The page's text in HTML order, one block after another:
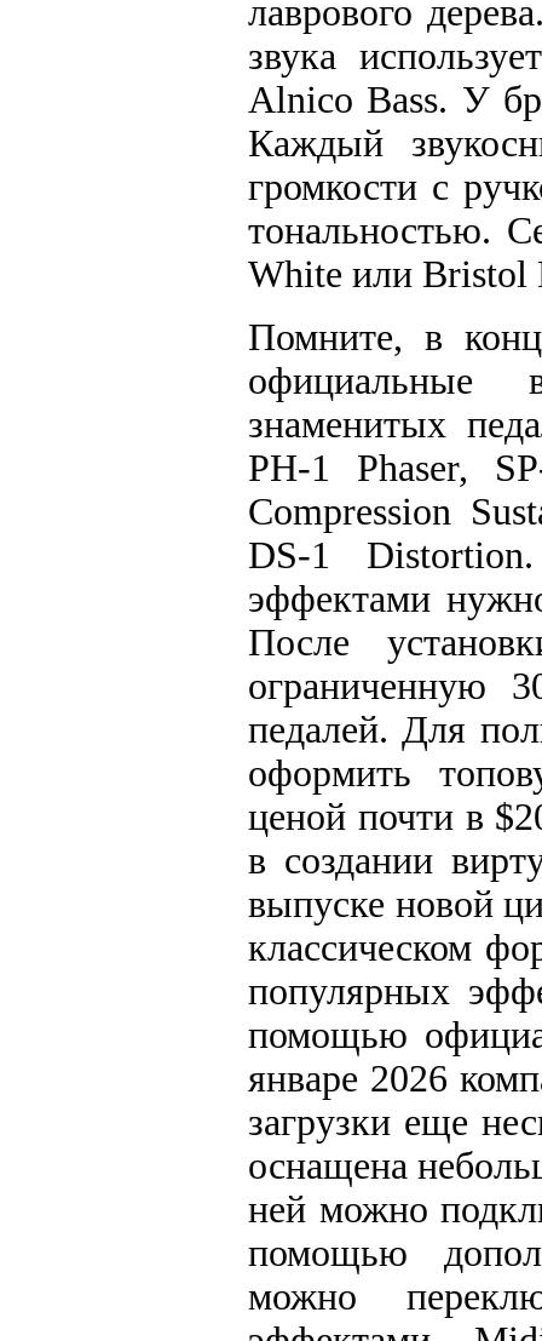
лаврового
звука
Alnico Bass. У
Каждый
громкости с
тональностью.
White или Bristol
Помните, в
официальные
знаменитых
PH-1 Phaser,
Compression
DS-1
эффектами
После
ограниченную
педалей. Для
оформить
ценой почти в
в создании
выпуске новой
классическом
популярных
помощью
январе 2026
загрузки еще
оснащена
ней можно
помощью
можно